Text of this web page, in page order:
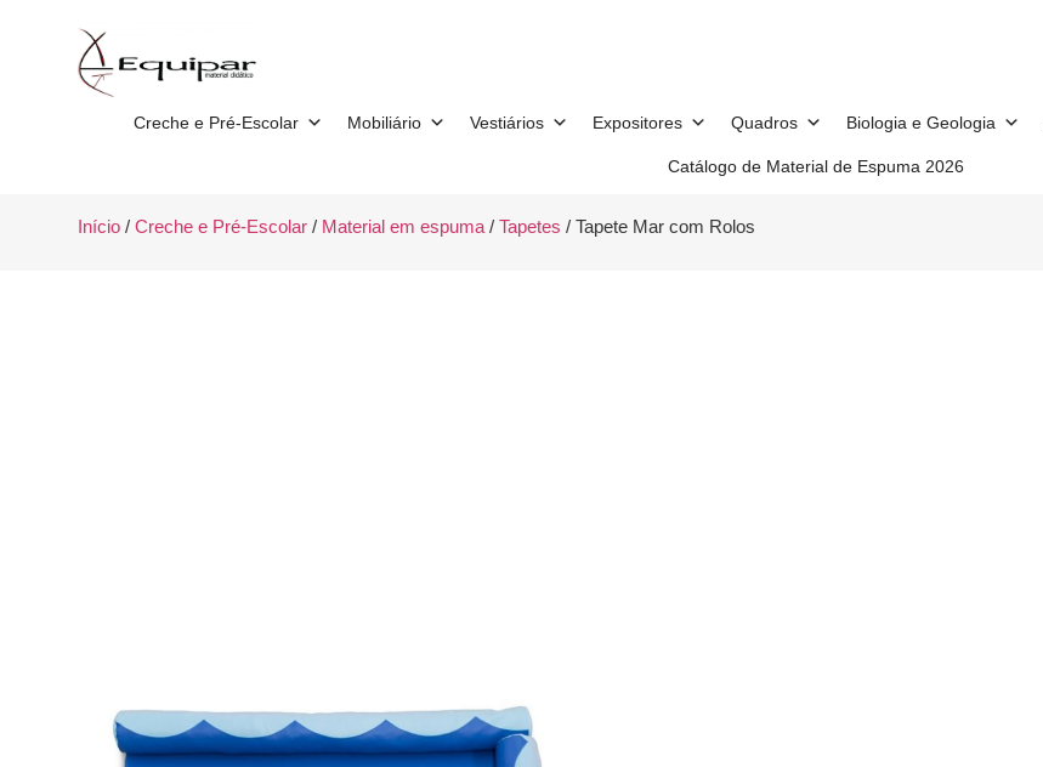
Creche e Pré-Escolar Mobiliário Vestiários Expositores Quadros Biologia e Geologia
Catálogo de Material de Espuma 2026
Início/ Creche e Pré-Escolar/ Material em espuma/ Tapetes / Tapete Mar com Rolos